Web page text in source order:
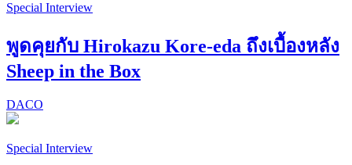
Special Interview
พูดคุยกับ Hirokazu Kore-eda ถึงเบื้องหลัง
Sheep in the Box
DACO
Special Interview